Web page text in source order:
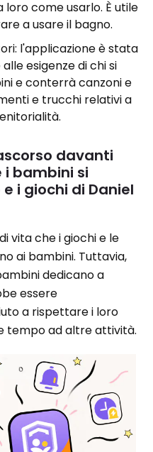
loro come usarlo. È utile
a usare il bagno.
l'applicazione è stata
esigenze di chi si
e conterrà canzoni e
e trucchi relativi a
davanti
bambini si
i giochi di Daniel
vita che i giochi e le
ai bambini. Tuttavia,
dedicano a
essere
a rispettare i loro
tempo ad altre attività.